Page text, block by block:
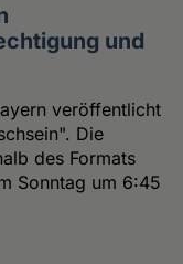
und
veröffentlicht
Die
des Formats
Sonntag um 6:45